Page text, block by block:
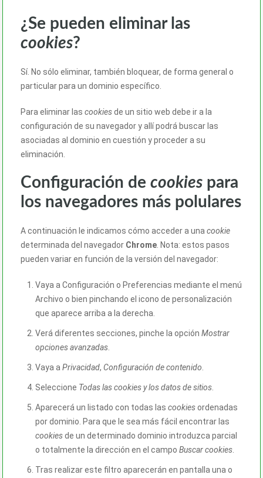
¿Se pueden eliminar las
cookies?
Sí. No sólo eliminar, también bloquear, de forma general o
particular para un dominio específico.
Para eliminar las cookiesde un sitio web debe ir a la
configuración de su navegador y allí podrá buscar las
asociadas al dominio en cuestión y proceder a su
eliminación.
Configuración de cookies para
los navegadores más polulares
A continuación le indicamos cómo acceder a una cookie
determinada del navegador Chrome . Nota: estos pasos
pueden variar en función de la versión del navegador:
Vaya a Configuración o Preferencias mediante el menú
Archivo o bien pinchando el icono de personalización
que aparece arriba a la derecha.
Verá diferentes secciones, pinche la opción Mostrar
opciones avanzadas
Vaya a Privacidad, Configuración de contenido
Seleccione Todas lascookiesy los datos de sitios
Aparecerá un listado con todas las cookiesordenadas
por dominio. Para que le sea más fácil encontrar las
cookiesde un determinado dominio introduzca parcial
o totalmente la dirección en el campo Buscar cookies
Tras realizar este filtro aparecerán en pantalla una o